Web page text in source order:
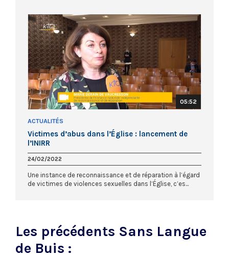
05:52
ACTUALITÉS
Victimes d’abus dans l’Église : lancement de
l’INIRR
24/02/2022
Une instance de reconnaissance et de réparation à l’égard
de victimes de violences sexuelles dans l’Église, c’es...
Les précédents Sans Langue
de Buis :